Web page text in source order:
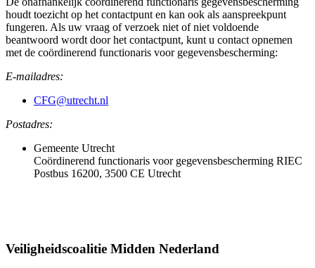
houdt toezicht op het contactpunt en kan ook als aanspreekpunt
fungeren. Als uw vraag of verzoek niet of niet voldoende
beantwoord wordt door het contactpunt, kunt u contact opnemen
met de coördinerend functionaris voor gegevensbescherming:
E-mailadres:
CFG@utrecht.nl
Postadres:
Gemeente Utrecht
Coördinerend functionaris voor gegevensbescherming RIEC
Postbus 16200, 3500 CE Utrecht
Veiligheidscoalitie Midden Nederland